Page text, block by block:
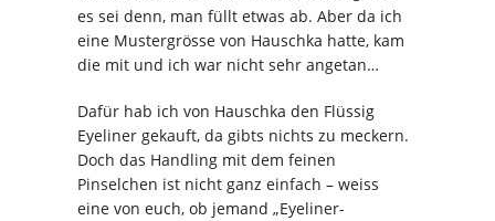
es sei denn, man füllt etwas ab. Aber da ich
eine Mustergrösse von Hauschka hatte, kam
die mit und ich war nicht sehr angetan…
Dafür hab ich von Hauschka den Flüssig
Eyeliner gekauft, da gibts nichts zu meckern.
Doch das Handling mit dem feinen
Pinselchen ist nicht ganz einfach – weiss
eine von euch, ob jemand „Eyeliner-